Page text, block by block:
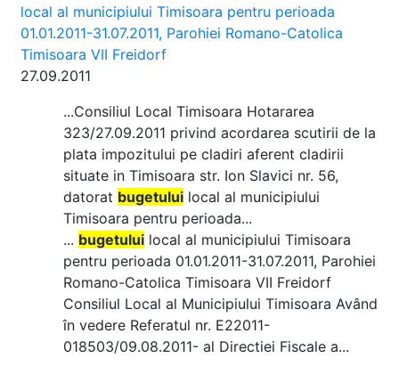
local al municipiului Timisoara pentru perioada
01.01.2011-31.07.2011, Parohiei Romano-Catolica
Timisoara VII Freidorf
27.09.2011
...Consiliul Local Timisoara Hotararea
323/27.09.2011 privind acordarea scutirii de la
plata impozitului pe cladiri aferent cladirii
situate in Timisoara str. Ion Slavici nr. 56,
datorat bugetului local al municipiului
Timisoara pentru perioada...
... bugetului local al municipiului Timisoara
pentru perioada 01.01.2011-31.07.2011, Parohiei
Romano-Catolica Timisoara VII Freidorf
Consiliul Local al Municipiului Timisoara Având
în vedere Referatul nr. E22011-
018503/09.08.2011- al Directiei Fiscale a...